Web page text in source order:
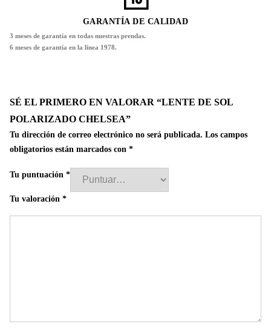
GARANTÍA DE CALIDAD
3 meses de garantía en todas nuestras prendas.
6 meses de garantía en la línea 1978.
SÉ EL PRIMERO EN VALORAR “LENTE DE SOL
POLARIZADO CHELSEA”
Tu dirección de correo electrónico no será publicada. Los campos
obligatorios están marcados con *
Tu puntuación *
Tu valoración *